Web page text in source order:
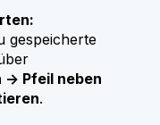
gespeicherte
→ Pfeil neben
.